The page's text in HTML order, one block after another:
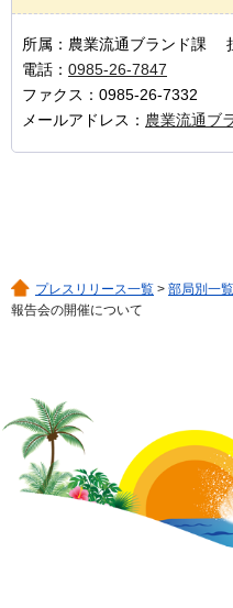
所属：農業流通ブランド課
電話： 0985-26-7847
ファクス：0985-26-7332
メールアドレス： 農業流通ブ
プレスリリース一覧 > 部局別一覧
報告会の開催について